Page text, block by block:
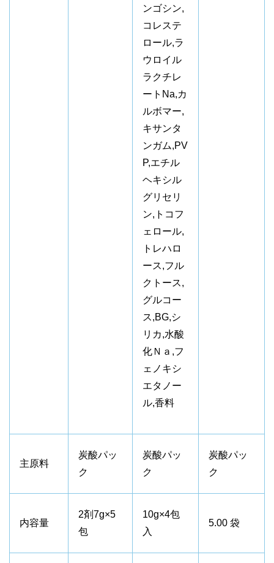
ンゴシン,
コレステ
ロール,ラ
ウロイル
ラクチレ
ートNa,カ
ルボマー,
キサンタ
ンガム,PV
P,エチル
ヘキシル
グリセリ
ン,トコフ
ェロール,
トレハロ
ース,フル
クトース,
グルコー
ス,BG,シ
リカ,水酸
化Ｎａ,フ
ェノキシ
エタノー
ル,香料
主原料
炭酸パッ
ク
炭酸パッ
ク
炭酸パッ
ク
内容量
2剤7g×5
包
10g×4包
入
5.00 袋